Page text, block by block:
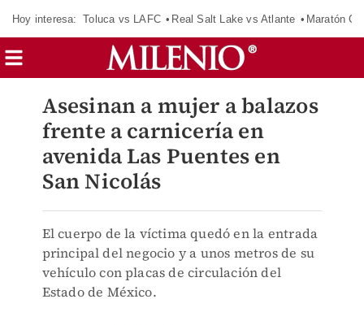
Hoy interesa: Toluca vs LAFC Real Salt Lake vs Atlante Maratón
Asesinan a mujer a balazos
frente a carnicería en
avenida Las Puentes en
San Nicolás
El cuerpo de la víctima quedó en la entrada
principal del negocio y a unos metros de su
vehículo con placas de circulación del
Estado de México.